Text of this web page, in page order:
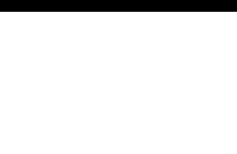
Üstelik ilk 6 taksite %0 komisyon